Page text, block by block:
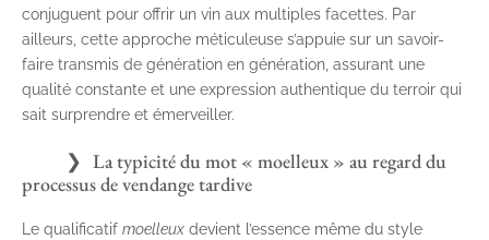
conjuguent pour offrir un vin aux multiples facettes. Par
ailleurs, cette approche méticuleuse s’appuie sur un savoir-
faire transmis de génération en génération, assurant une
qualité constante et une expression authentique du terroir qui
sait surprendre et émerveiller.
La typicité du mot « moelleux » au regard du
processus de vendange tardive
Le qualificatif moelleux devient l’essence même du style